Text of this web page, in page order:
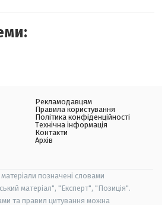
Рекламодавцям
Правила користування
Політика конфіденційності
Технічна інформація
Контакти
Архів
матеріали позначені словами
матеріал", "Експерт", "Позиція".
та правил цитування можна